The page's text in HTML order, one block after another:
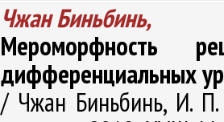
Чжан Биньбинь,
Мероморфность
дифференциальных
/ Чжан Биньбинь, И.